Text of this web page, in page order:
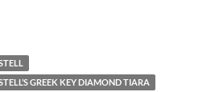
GREEK KEY DIAMOND TIARA